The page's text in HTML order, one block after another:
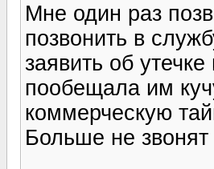
Мне один раз
позвонить в
заявить об
пообещала им
коммерческую
Больше не звонят